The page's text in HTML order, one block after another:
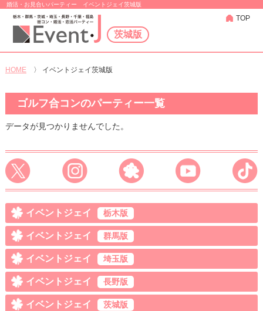
婚活・お見合いパーティー イベントジェイ茨城版
茨城版
TOP
HOME 〉 イベントジェイ茨城版
ゴルフ合コンのパーティー一覧
データが見つかりませんでした。
イベントジェイ 栃木版
イベントジェイ 群馬版
イベントジェイ 埼玉版
イベントジェイ 長野版
イベントジェイ 茨城版